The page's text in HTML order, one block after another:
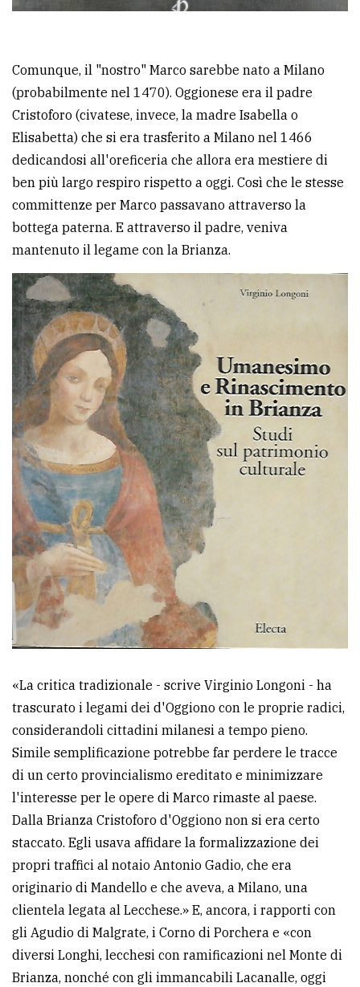
Comunque, il "nostro" Marco sarebbe nato a Milano
(probabilmente nel 1470). Oggionese era il padre
Cristoforo (civatese, invece, la madre Isabella o
Elisabetta) che si era trasferito a Milano nel 1466
dedicandosi all'oreficeria che allora era mestiere di
ben più largo respiro rispetto a oggi. Così che le stesse
committenze per Marco passavano attraverso la
bottega paterna. E attraverso il padre, veniva
mantenuto il legame con la Brianza.
«La critica tradizionale - scrive Virginio Longoni - ha
trascurato i legami dei d'Oggiono con le proprie radici,
considerandoli cittadini milanesi a tempo pieno.
Simile semplificazione potrebbe far perdere le tracce
di un certo provincialismo ereditato e minimizzare
l'interesse per le opere di Marco rimaste al paese.
Dalla Brianza Cristoforo d'Oggiono non si era certo
staccato. Egli usava affidare la formalizzazione dei
propri traffici al notaio Antonio Gadio, che era
originario di Mandello e che aveva, a Milano, una
clientela legata al Lecchese.» E, ancora, i rapporti con
gli Agudio di Malgrate, i Corno di Porchera e «con
diversi Longhi, lecchesi con ramificazioni nel Monte di
Brianza, nonché con gli immancabili Lacanalle, oggi